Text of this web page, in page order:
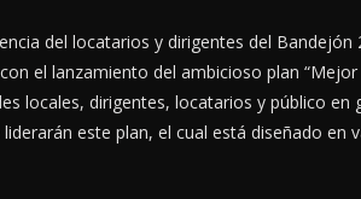
del locatarios y dirigentes del
el lanzamiento del ambicioso plan
locales, dirigentes, locatarios y público en
este plan, el cual está diseñado en